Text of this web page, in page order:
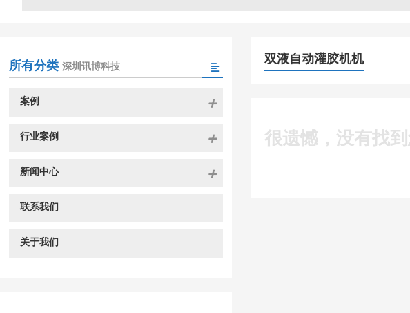
双液自动灌胶机机
很遗憾，没有找
所有分类 深圳讯博科技
案例
行业案例
新闻中心
联系我们
关于我们